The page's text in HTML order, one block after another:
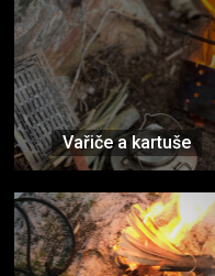
Vařiče a kartuše